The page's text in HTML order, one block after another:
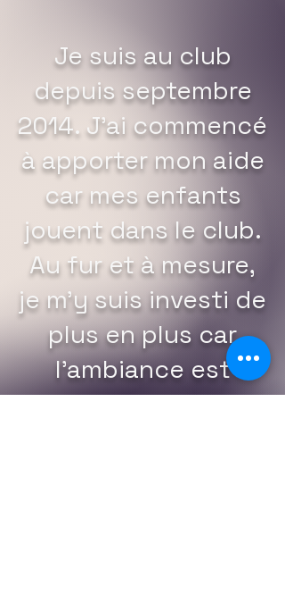
Je suis au club
depuis septembre
2014. J'ai commencé
à apporter mon aide
car mes enfants
jouent dans le club.
Au fur et à mesure,
je m'y suis investi de
plus en plus car
l'ambiance est
sympathique. A